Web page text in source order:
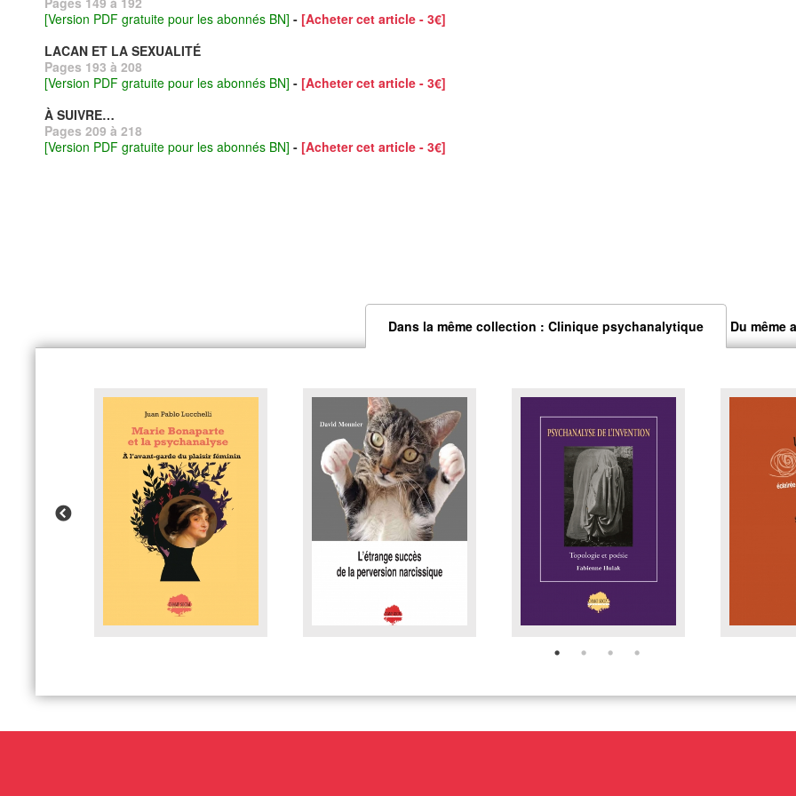
[Version PDF gratuite pour les abonnés BN] - [Acheter cet article - 3€]
LACAN ET LA SEXUALITÉ
Pages 193 à 208
[Version PDF gratuite pour les abonnés BN] - [Acheter cet article - 3€]
À SUIVRE…
Pages 209 à 218
[Version PDF gratuite pour les abonnés BN] - [Acheter cet article - 3€]
Dans la même collection : Clinique psychanalytique Du même